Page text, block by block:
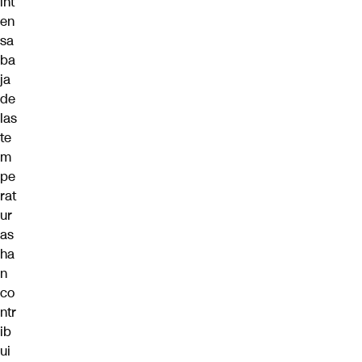
en
sa
ba
ja
de
las
te
m
pe
rat
ur
as
ha
n
co
ntr
ib
ui